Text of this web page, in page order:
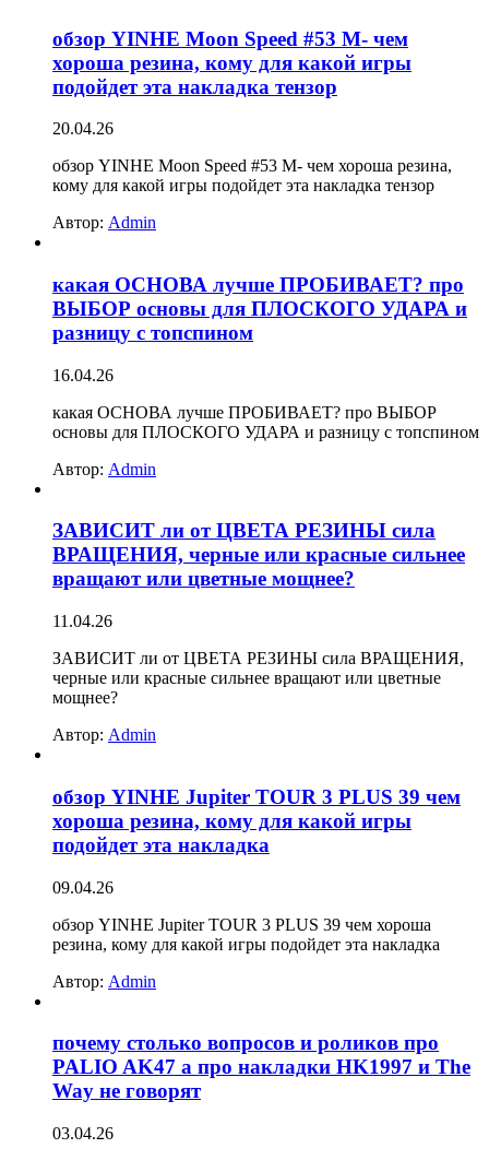
обзор YINHE Moon Speed #53 M- чем
хороша резина, кому для какой игры
подойдет эта накладка тензор
20.04.26
обзор YINHE Moon Speed #53 M- чем хороша резина,
кому для какой игры подойдет эта накладка тензор
Автор: Admin
какая ОСНОВА лучше ПРОБИВАЕТ? про
ВЫБОР основы для ПЛОСКОГО УДАРА и
разницу с топспином
16.04.26
какая ОСНОВА лучше ПРОБИВАЕТ? про ВЫБОР
основы для ПЛОСКОГО УДАРА и разницу с топспином
Автор: Admin
ЗАВИСИТ ли от ЦВЕТА РЕЗИНЫ сила
ВРАЩЕНИЯ, черные или красные сильнее
вращают или цветные мощнее?
11.04.26
ЗАВИСИТ ли от ЦВЕТА РЕЗИНЫ сила ВРАЩЕНИЯ,
черные или красные сильнее вращают или цветные
мощнее?
Автор: Admin
обзор YINHE Jupiter TOUR 3 PLUS 39 чем
хороша резина, кому для какой игры
подойдет эта накладка
09.04.26
обзор YINHE Jupiter TOUR 3 PLUS 39 чем хороша
резина, кому для какой игры подойдет эта накладка
Автор: Admin
почему столько вопросов и роликов про
PALIO AK47 а про накладки HK1997 и The
Way не говорят
03.04.26